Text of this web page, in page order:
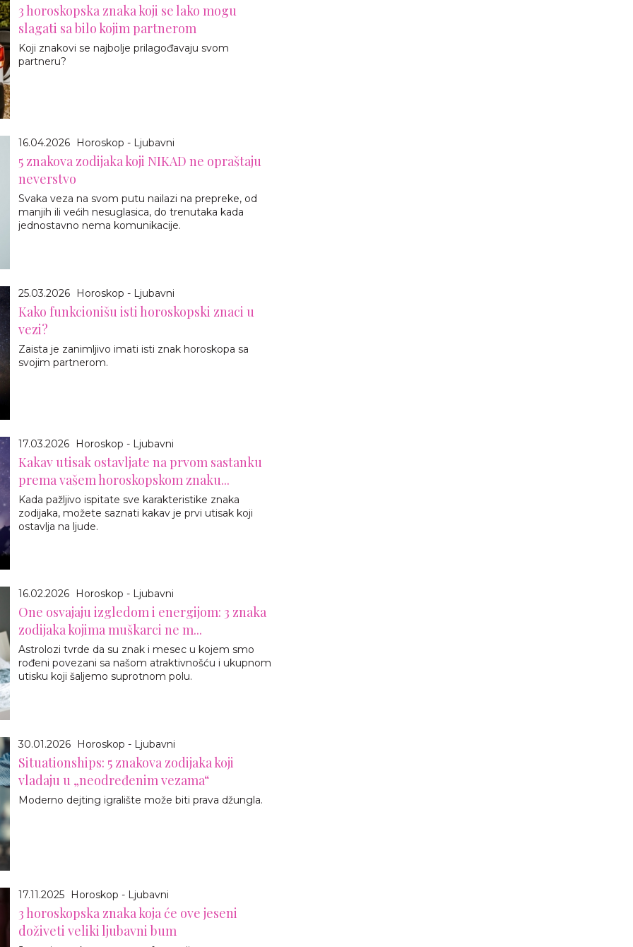
3 horoskopska znaka koji se lako mogu
slagati sa bilo kojim partnerom
Koji znakovi se najbolje prilagođavaju svom
partneru?
16.04.2026 Horoskop - Ljubavni
5 znakova zodijaka koji NIKAD ne opraštaju
neverstvo
Svaka veza na svom putu nailazi na prepreke, od
manjih ili većih nesuglasica, do trenutaka kada
jednostavno nema komunikacije.
25.03.2026 Horoskop - Ljubavni
Kako funkcionišu isti horoskopski znaci u
vezi?
Zaista je zanimljivo imati isti znak horoskopa sa
svojim partnerom.
17.03.2026 Horoskop - Ljubavni
Kakav utisak ostavljate na prvom sastanku
prema vašem horoskopskom znaku...
Kada pažljivo ispitate sve karakteristike znaka
zodijaka, možete saznati kakav je prvi utisak koji
ostavlja na ljude.
16.02.2026 Horoskop - Ljubavni
One osvajaju izgledom i energijom: 3 znaka
zodijaka kojima muškarci ne m...
Astrolozi tvrde da su znak i mesec u kojem smo
rođeni povezani sa našom atraktivnošću i ukupnom
utisku koji šaljemo suprotnom polu.
30.01.2026 Horoskop - Ljubavni
Situationships: 5 znakova zodijaka koji
vladaju u „neodređenim vezama“
Moderno dejting igralište može biti prava džungla.
17.11.2025 Horoskop - Ljubavni
3 horoskopska znaka koja će ove jeseni
doživeti veliki ljubavni bum